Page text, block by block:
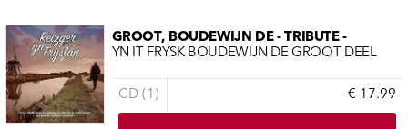
GROOT, BOUDEWIJN DE - TRIBUTE -
YN IT FRYSK BOUDEWIJN DE GROOT DEEL
CD (1) € 17.99